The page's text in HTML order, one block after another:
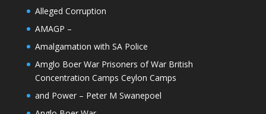
Alleged Corruption
AMAGP –
Amalgamation with SA Police
Amglo Boer War Prisoners of War British
Concentration Camps Ceylon Camps
and Power – Peter M Swanepoel